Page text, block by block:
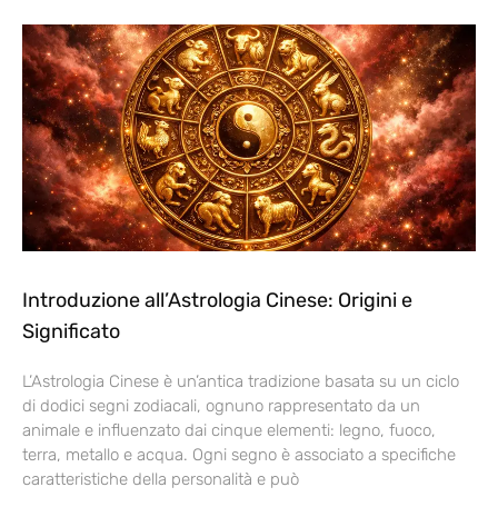
Introduzione all’Astrologia Cinese: Origini e
Significato
L’Astrologia Cinese è un’antica tradizione basata su un ciclo
di dodici segni zodiacali, ognuno rappresentato da un
animale e influenzato dai cinque elementi: legno, fuoco,
terra, metallo e acqua. Ogni segno è associato a specifiche
caratteristiche della personalità e può